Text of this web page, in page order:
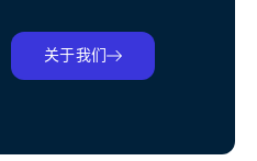
关于我们